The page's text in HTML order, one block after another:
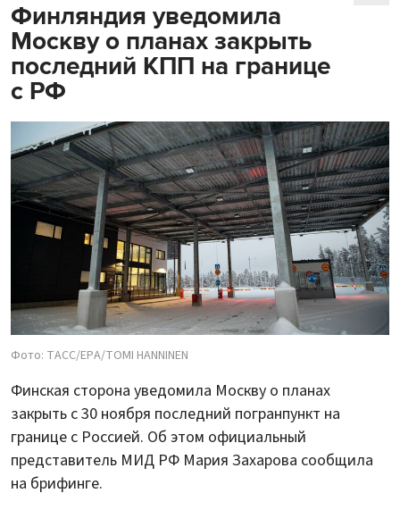
Финляндия уведомила
Москву о планах закрыть
последний КПП на границе
с РФ
Фото: ТАСС/EPA/TOMI HANNINEN
Финская сторона уведомила Москву о планах
закрыть с 30 ноября последний погранпункт на
границе с Россией. Об этом официальный
представитель МИД РФ Мария Захарова сообщила
на брифинге.